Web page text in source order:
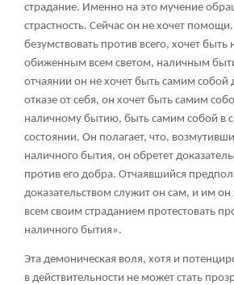
страдание. Именно на это мучение
страстность. Сейчас он не хочет
безумствовать против всего, хочет быть
обиженным всем светом, наличным
отчаянии он не хочет быть самим собой
отказе от себя, он хочет быть самим
наличному бытию, быть самим собой в
состоянии. Он полагает, что,
наличного бытия, он обретет
против его добра. Отчаявшийся
доказательством служит он сам, и им он
всем своим страданием протестовать
наличного бытия».
Эта демоническая воля, хотя и
в действительности не может стать